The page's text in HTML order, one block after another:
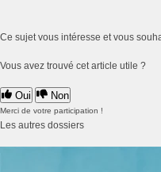
Ce sujet vous intéresse et vous
Vous avez trouvé cet article utile ?
Oui Non
Merci de votre participation !
Les autres dossiers